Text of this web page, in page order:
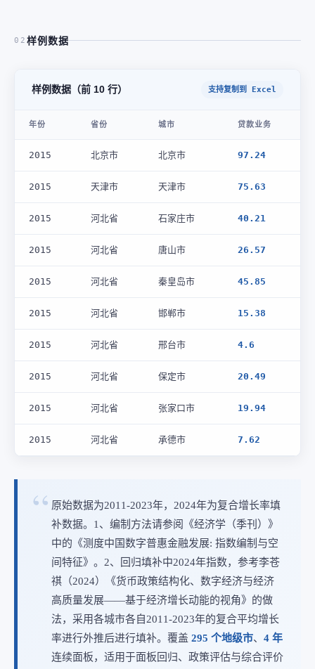
02 样例数据
样例数据（前 10 行） 支持复制到 Excel
年份 省份 城市 贷款业务
2015 北京市 北京市 97.24
2015 天津市 天津市 75.63
2015 河北省 石家庄市 40.21
2015 河北省 唐山市 26.57
2015 河北省 秦皇岛市 45.85
2015 河北省 邯郸市 15.38
2015 河北省 邢台市 4.6
2015 河北省 保定市 20.49
2015 河北省 张家口市 19.94
2015 河北省 承德市 7.62
原始数据为2011-2023年，2024年为复合增长率填
补数据。1、编制方法请参阅《经济学（季刊）》
中的《测度中国数字普惠金融发展: 指数编制与空
间特征》。2、回归填补中2024年指数，参考李苍
祺（2024）《货币政策结构化、数字经济与经济
高质量发展——基于经济增长动能的视角》的做
法，采用各城市各自2011-2023年的复合平均增长
率进行外推后进行填补。覆盖 295 个地级市、 4 年
连续面板，适用于面板回归、政策评估与综合评价